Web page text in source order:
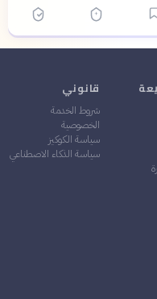
قانوني
شروط الخدمة
الخصوصية
سياسة الكوكيز
سياسة الذكاء الاصطناعي